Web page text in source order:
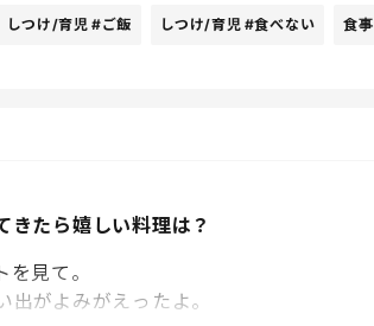
の私ですよね？？😇
しつけ/育児 #ご飯 しつけ/育児 #食べない 食事
きたら嬉しい料理は？
見て。
がよみがえったよ。